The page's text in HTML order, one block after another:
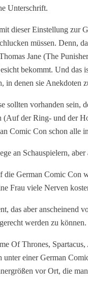
Unterschrift.
dieser Einstellung zur
müssen. Denn,
Jane (The
bekommt. Und
in denen sie
sollten vorhanden sein,
(Auf der Ring- und der
Comic Con schon alle
an Schauspielern,
German Comic Con
Frau viele Nerven
das aber anscheinend
werden zu können.
Of Thrones,
einer German
vor Ort, die